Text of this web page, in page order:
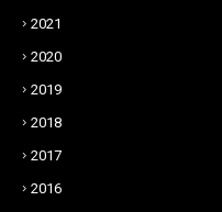
2021
2020
2019
2018
2017
2016